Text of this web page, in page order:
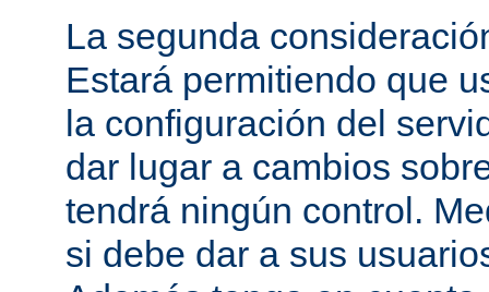
La segunda
Estará permitiendo que
la configuración del
dar lugar a cambios
tendrá ningún control.
si debe dar a sus